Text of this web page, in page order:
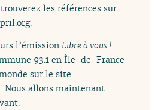
les références sur
l’émissionLibre à vous !
93.1 en Île-de-France
sur le site
Nous allons maintenant